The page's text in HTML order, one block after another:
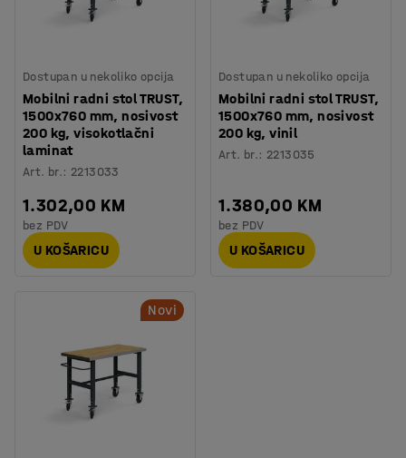
Dostupan u nekoliko opcija
Mobilni radni stol TRUST,
1500x760 mm, nosivost
200 kg, visokotlačni
laminat
Art. br.: 2213033
1.302,00 KM
bez PDV
U KOŠARICU
Dostupan u nekoliko opcija
Mobilni radni stol TRUST,
1500x760 mm, nosivost
200 kg, vinil
Art. br.: 2213035
1.380,00 KM
bez PDV
U KOŠARICU
Novi